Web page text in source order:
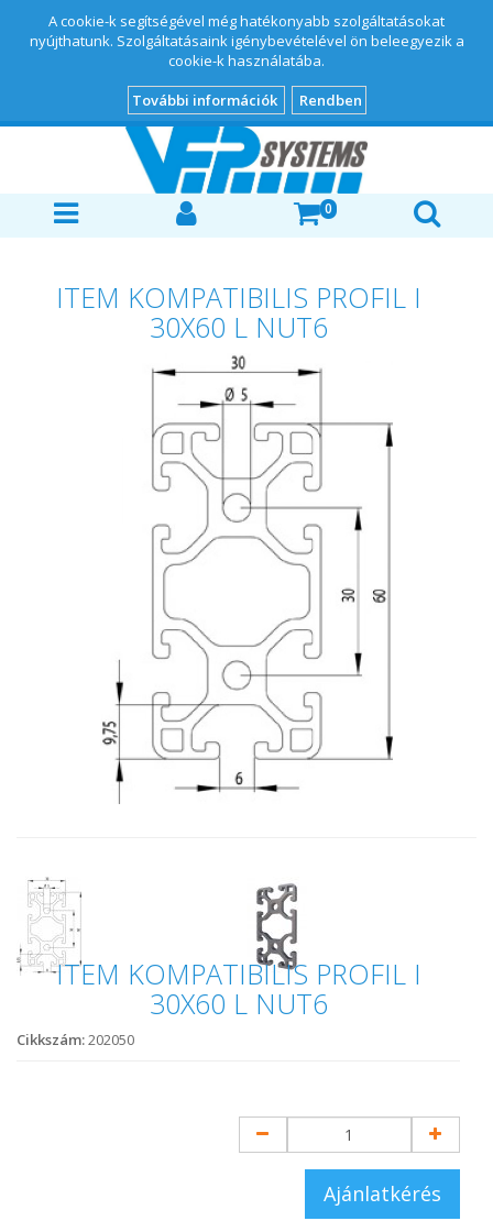
A cookie-k segítségével még hatékonyabb szolgáltatásokat
nyújthatunk. Szolgáltatásaink igénybevételével ön beleegyezik a
cookie-k használatába.
További információk
Rendben
0
ITEM KOMPATIBILIS PROFIL I
30X60 L NUT6
ITEM KOMPATIBILIS PROFIL I
30X60 L NUT6
Cikkszám:202050
Ajánlatkérés